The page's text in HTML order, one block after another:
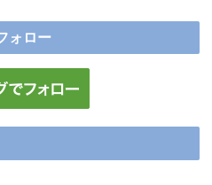
ォロー